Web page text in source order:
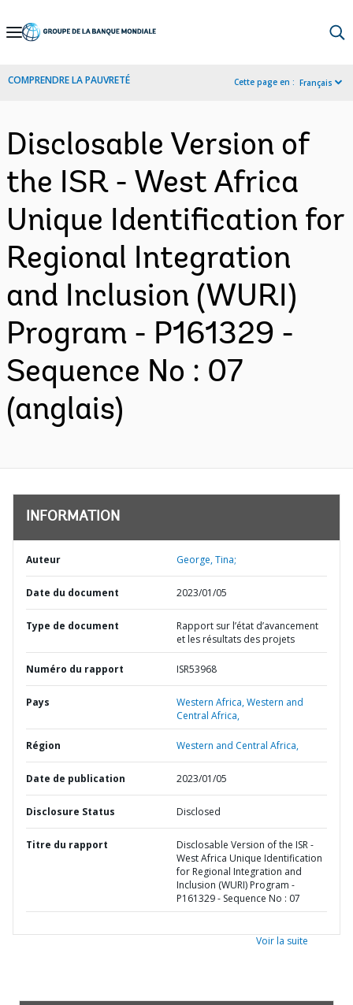
Skip
Navigation
COMPRENDRE LA PAUVRETÉ Cette page en : Français
Disclosable Version of
the ISR - West Africa
Unique Identification for
Regional Integration
and Inclusion (WURI)
Program - P161329 -
Sequence No : 07
(anglais)
INFORMATION
Auteur George, Tina;
Date du document 2023/01/05
Type de document
Rapport sur l’état d’avancement
et les résultats des projets
Numéro du rapport ISR53968
Pays Western Africa,Western and
Central Africa,
Région Western and Central Africa,
Date de publication 2023/01/05
Disclosure Status Disclosed
Titre du rapport
Disclosable Version of the ISR -
West Africa Unique Identification
for Regional Integration and
Inclusion (WURI) Program -
P161329 - Sequence No : 07
Voir la suite